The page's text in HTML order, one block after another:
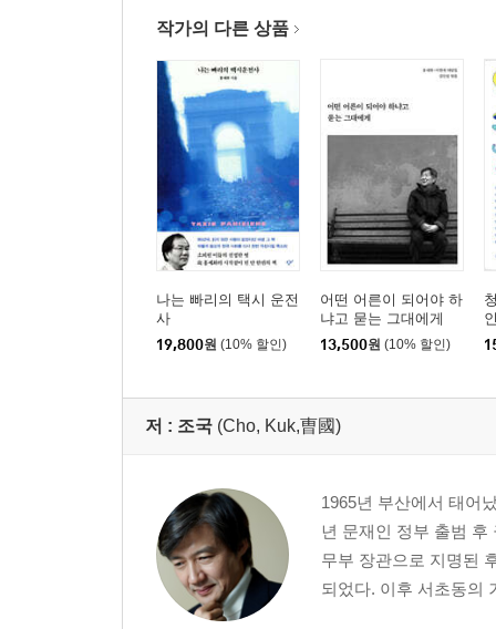
작가의 다른 상품
나는 빠리의 택시 운전
사
19,800원 (10% 할인)
어떤 어른이 되어야 하
냐고 묻는 그대에게
13,500원 (10% 할인)
저 : 조국 (Cho, Kuk,曺國)
1965년 부산에서 태어
년 문재인 정부 출범
무부 장관으로 지명된
되었다. 이후 서초동의